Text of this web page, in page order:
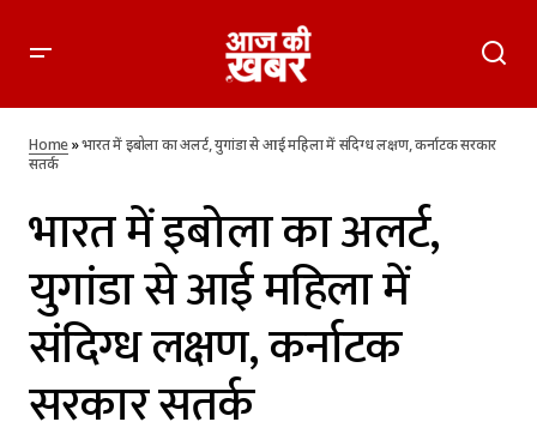
सरकार सतर्क
Home»भारत में इबोला का अलर्ट, युगांडा से आई महिला में संदिग्ध लक्षण, कर्नाटक सरकार
सतर्क
भारत में इबोला का अलर्ट,
युगांडा से आई महिला में
संदिग्ध लक्षण, कर्नाटक
सरकार सतर्क